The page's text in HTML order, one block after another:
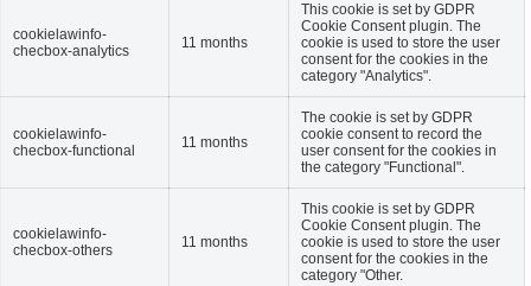
cookielawinfo-
checbox-analytics
11 months
This cookie is set by GDPR
Cookie Consent plugin. The
cookie is used to store the user
consent for the cookies in the
category "Analytics".
cookielawinfo-
checbox-functional
11 months
The cookie is set by GDPR
cookie consent to record the
user consent for the cookies in
the category "Functional".
cookielawinfo-
checbox-others
11 months
This cookie is set by GDPR
Cookie Consent plugin. The
cookie is used to store the user
consent for the cookies in the
category "Other.